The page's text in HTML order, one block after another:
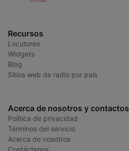
Recursos
Locutores
Widgets
Blog
Sitios web de radio por país
Acerca de nosotros y contactos
Política de privacidad
Términos del servicio
Acerca de nosotros
Contáctenos